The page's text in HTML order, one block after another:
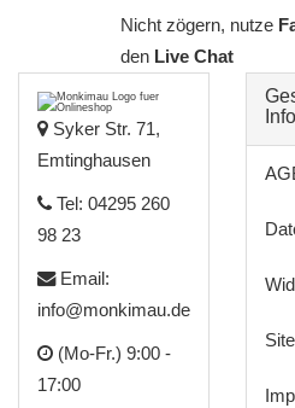
Nicht zögern, nutze
denLive Chat
Syker Str. 71,
Emtinghausen
Tel: 04295 260
98 23
Email:
info@monkimau.de
(Mo-Fr.) 9:00 -
17:00